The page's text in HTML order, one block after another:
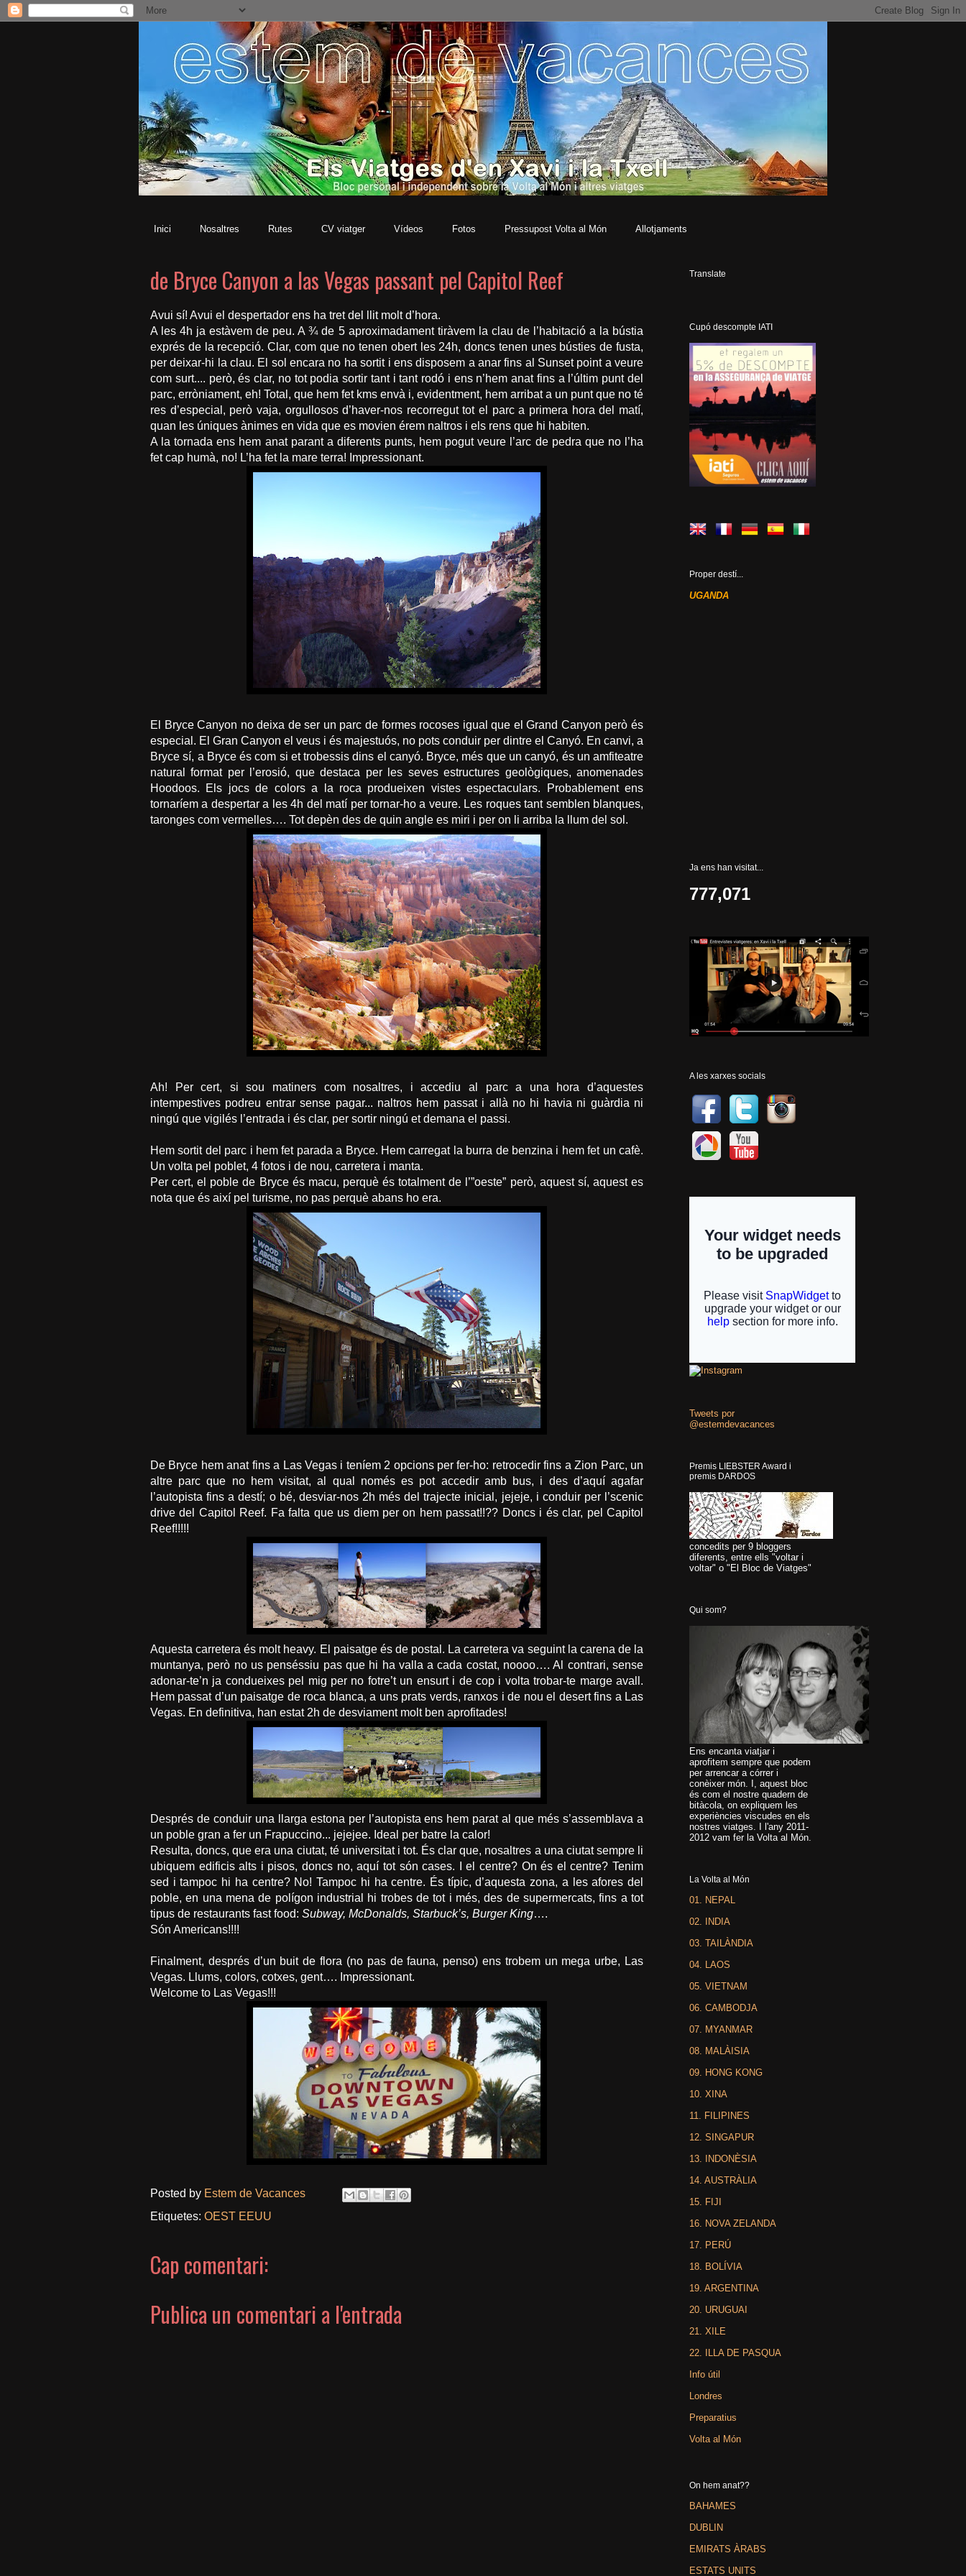
Inici Nosaltres Rutes CV viatger Vídeos Fotos Pressupost Volta al Món Allotjaments
de Bryce Canyon a las Vegas passant pel Capitol Reef
Avui sí! Avui el despertador ens ha tret del llit molt d’hora.
A les 4h ja estàvem de peu. A ¾ de 5 aproximadamenttiràvem la clau de l’habitació a la bústia
exprés de la recepció. Clar, com que no tenen obert les 24h, doncs tenen unes bústies de fusta,
per deixar-hi la clau. El sol encara no ha sortit i ens disposem a anar fins al Sunset pointa veure
com surt.... però, és clar, no tot podia sortir tant i tant rodó i ens n’hem anat fins a l’últim punt del
parc, erròniament, eh! Total, que hem fet kms envà i, evidentment, hem arribat a un punt que no té
res d’especial, però vaja, orgullosos d’haver-nos recorregut tot el parc a primera hora del matí,
quan les úniques ànimes en vida que es movien érem naltros i els rens que hi habiten.
A la tornada ens hem anat parant a diferents punts, hem pogut veure l’arc de pedra que no l’ha
fet cap humà, no! L’ha fet la mare terra! Impressionant.
El Bryce Canyon no deixa de ser un parc de formes rocoses igual que elGrand Canyon però és
especial. El Gran Canyon el veus i és majestuós, no pots conduir per dintre el Canyó. En canvi, a
Bryce sí, a Bryceés com si ettrobessis dins el canyó. Bryce, més que un canyó, és un amfiteatre
natural format per l’erosió, que destaca per les seves estructures geològiques, anomenades
Hoodoos. Els jocs de colors a la roca produeixen vistesespectaculars. Probablementens
tornaríem a despertar a les 4h del matí per tornar-ho a veure. Les roques tant semblen blanques,
taronges com vermelles…. Tot depèn des de quin angle es miri i per on li arriba la llum del sol.
Ah! Per cert, si sou matiners com nosaltres, i accediu al parc a una hora d’aquestes
intempestives podreu entrar sense pagar... naltros hem passat i allà no hi havia ni guàrdia ni
ningú que vigilés l’entrada i és clar, per sortir ningú et demana el passi.
Hem sortit del parc i hem fet parada a Bryce. Hem carregat la burra de benzina i hem fet un cafè.
Un volta pel poblet, 4 fotos i de nou, carretera i manta.
Per cert, el poble de Bryceés macu, perquè és totalment de l’”oeste” però, aquest sí, aquest es
nota que és així pel turisme, no pas perquè abans ho era.
De Bryce hem anat fins a Las Vegasi teníem 2 opcions per fer-ho: retrocedir fins aZion Parc, un
altre parc que no hem visitat, al qual només es pot accedir amb bus, i des d’aquí agafar
l’autopista fins a destí; o bé, desviar-nos 2h més del trajecte inicial, jejeje, i conduir per l’scenic
drive del Capitol Reef. Fa falta que us diem per on hem passat!!?? Doncs i és clar, pelCapitol
Reef!!!!!
Aquesta carretera és molt heavy. El paisatgeés de postal. La carretera va seguint la carena de la
muntanya, però no us penséssiu pas que hi ha valla a cada costat, noooo…. Al contrari, sense
adonar-te’n ja condueixes pel mig per no fotre’t un ensurt i de cop i volta trobar-te marge avall.
Hem passat d’un paisatge de roca blanca, a uns prats verds, ranxos i de nou el desert fins a Las
Vegas. En definitiva, han estat 2h de desviament molt ben aprofitades!
Després de conduir una llarga estona per l’autopista ens hem parat al que més s’assemblava a
un poble gran a fer un Frapuccino... jejejee. Ideal per batre la calor!
Resulta, doncs, que era una ciutat, té universitat i tot. És clar que, nosaltres a una ciutat sempre li
ubiquem edificis alts i pisos, doncs no, aquí tot són cases. I el centre? On és el centre? Tenim
sed i tampoc hi ha centre? No! Tampoc hi ha centre. És típic, d’aquesta zona, a les afores del
poble, en una mena de polígon industrial hi trobes de tot i més, des de supermercats, fins a tot
tipus de restaurants fastfood: Subway, McDonalds, Starbuck’s, Burger King….
Són Americans!!!!
Finalment, després d’un buit de flora (no pas de fauna, penso) ens trobem un mega urbe, Las
Vegas. Llums, colors, cotxes, gent…. Impressionant.
Welcome to Las Vegas!!!
Posted by Estem de Vacances
Etiquetes: OEST EEUU
Cap comentari:
Publica un comentari a l'entrada
Translate
Cupó descompte IATI
Proper destí...
UGANDA
Ja ens han visitat...
777,071
A les xarxes socials
Tweets por
@estemdevacances
Premis LIEBSTER Award i
premis DARDOS
concedits per 9 bloggers
diferents, entre ells "voltar i
voltar" o "El Bloc de Viatges"
Qui som?
Ens encanta viatjar i
aprofitem sempre que podem
per arrencar a córrer i
conèixer món. I, aquest bloc
és com el nostre quadern de
bitàcola, on expliquem les
experiències viscudes en els
nostres viatges. I l'any 2011-
2012 vam fer la Volta al Món.
La Volta al Món
01. NEPAL
02. INDIA
03. TAILÀNDIA
04. LAOS
05. VIETNAM
06. CAMBODJA
07. MYANMAR
08. MALÀISIA
09. HONG KONG
10. XINA
11. FILIPINES
12. SINGAPUR
13. INDONÈSIA
14. AUSTRÀLIA
15. FIJI
16. NOVA ZELANDA
17. PERÚ
18. BOLÍVIA
19. ARGENTINA
20. URUGUAI
21. XILE
22. ILLA DE PASQUA
Info útil
Londres
Preparatius
Volta al Món
On hem anat??
BAHAMES
DUBLIN
EMIRATS ÀRABS
ESTATS UNITS